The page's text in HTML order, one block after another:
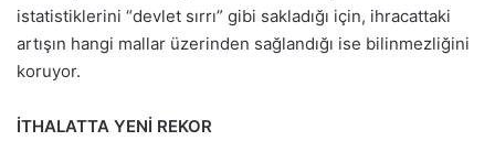
istatistiklerini “devlet sırrı” gibi sakladığı için, ihracattaki
artışın hangi mallar üzerinden sağlandığı ise bilinmezliğini
koruyor.
İTHALATTA YENİ REKOR